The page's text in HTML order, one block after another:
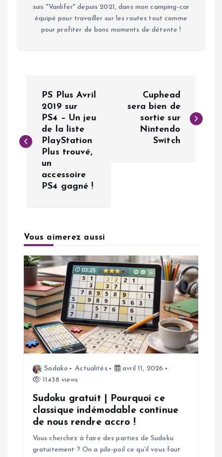
suis "Vanlifer" depuis 2021, dans mon camping-car
équipé pour travailler sur les routes tout comme
pour profiter de bons moments de détente !
v
t
o
n
d
e
PS Plus Avril
2019 sur
PS4 – Un jeu
de la liste
PlayStation
Plus trouvé,
un
accessoire
PS4 gagné !
Cuphead
sera bien de
sortie sur
Nintendo
Switch
Vous aimerez aussi
Sadako Actualités
avril 11, 2026
11438 views
Sudoku gratuit | Pourquoi ce
classique indémodable continue
de nous rendre accro !
Vous cherchez à faire des parties de Sudoku
gratuitement ? On a pile-poil ce qu’il vous faut